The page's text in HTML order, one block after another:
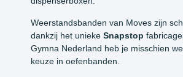
Weerstandsbanden van Moves zijn
dankzij het unieke Snapstop
Gymna Nederland heb je misschien
keuze in oefenbanden.